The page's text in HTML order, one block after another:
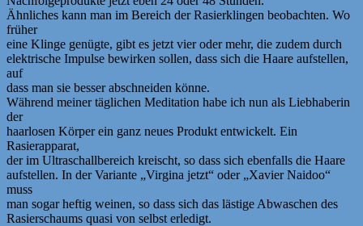
Ähnliches kann man im Bereich der Rasierklingen beobachten. Wo
früher
eine Klinge genügte, gibt es jetzt vier oder mehr, die zudem durch
elektrische Impulse bewirken sollen, dass sich die Haare aufstellen,
auf
dass man sie besser abschneiden könne.
Während meiner täglichen Meditation habe ich nun als Liebhaberin
der
haarlosen Körper ein ganz neues Produkt entwickelt. Ein
Rasierapparat,
der im Ultraschallbereich kreischt, so dass sich ebenfalls die Haare
aufstellen. In der Variante „Virgina jetzt“ oder „Xavier Naidoo“
muss
man sogar heftig weinen, so dass sich das lästige Abwaschen des
Rasierschaums quasi von selbst erledigt.